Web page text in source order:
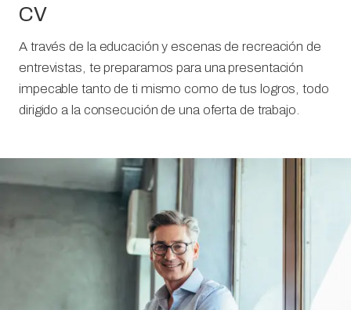
CV
A través de la educación y escenas de recreación de
entrevistas, te preparamos para una presentación
impecable tanto de ti mismo como de tus logros, todo
dirigido a la consecución de una oferta de trabajo.